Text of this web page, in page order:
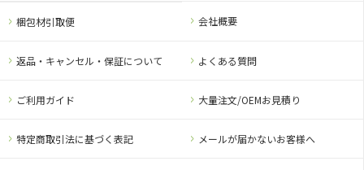
ご利用ガイド
会社概要
大量注文/OEMお見積り
よくある質問
特定商取引法に基づく表記
梱包材引取便
メールが届かないお客様へ
返品・キャンセル・保証について